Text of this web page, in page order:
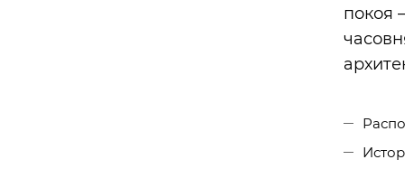
покоя